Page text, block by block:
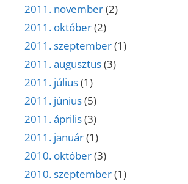
2011. november(2)
2011. október(2)
2011. szeptember(1)
2011. augusztus(3)
2011. július(1)
2011. június(5)
2011. április(3)
2011. január(1)
2010. október(3)
2010. szeptember(1)